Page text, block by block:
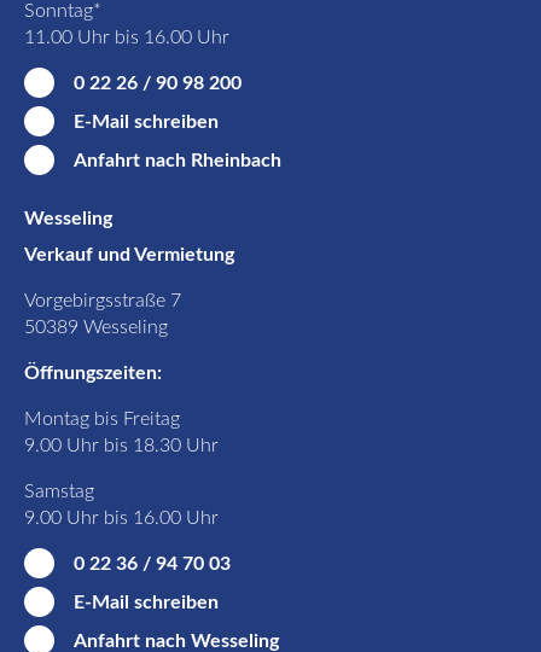
Sonntag*
11.00 Uhr bis 16.00 Uhr
0 22 26 / 90 98 200
E-Mail schreiben
Anfahrt nach Rheinbach
Wesseling
Verkauf und Vermietung
Vorgebirgsstraße 7
50389 Wesseling
Öffnungszeiten:
Montag bis Freitag
9.00 Uhr bis 18.30 Uhr
Samstag
9.00 Uhr bis 16.00 Uhr
0 22 36 / 94 70 03
E-Mail schreiben
Anfahrt nach Wesseling